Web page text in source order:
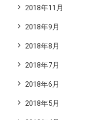
2018年11月
2018年9月
2018年8月
2018年7月
2018年6月
2018年5月